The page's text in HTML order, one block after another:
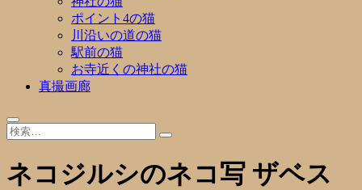
ポイント4の猫
川沿いの道の猫
駅前の猫
お寺近くの神社の猫
真撮画廊
ネコジルシのネコ写 ザベス